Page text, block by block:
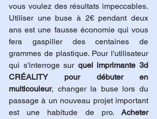
vous voulez des résultats impeccables.
Utiliser une buse à 2€ pendant deux
ans est une fausse économie qui vous
fera gaspiller des centaines de
grammes de plastique. Pour l'utilisateur
qui s'interroge sur quel imprimante 3d
CRÉALITY pour débuter en
multicouleur, changer la buse lors du
passage à un nouveau projet important
est une habitude de pro. Acheter